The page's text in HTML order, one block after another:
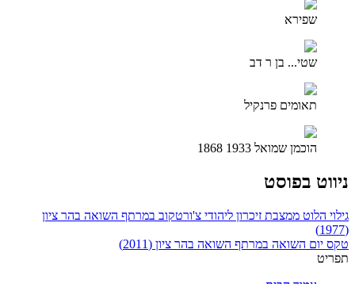
שפירא
שטי... בן ר דב
תאומים פרנקיל
הוכמן שמואל 1933 1868
ניווט בפוסט
גילוי הלוט ממצבת זיכרון ליהודי צ'ורטקוב במרתף השואה בהר ציון
(1977)
טקס יום השואה במרתף השואה בהר ציון (2011)
תפריט